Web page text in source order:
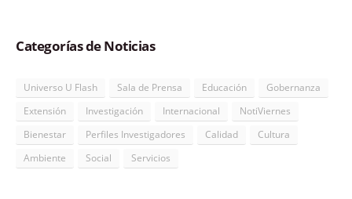
Categorías de Noticias
Universo U Flash Sala de Prensa Educación
Gobernanza
Extensión
Investigación Internacional
NotiViernes
Bienestar
Perfiles Investigadores Calidad
Cultura
Ambiente
Social Servicios